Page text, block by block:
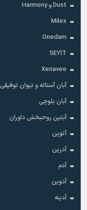
Dust و Harmony
Milex
Onedam
SEYİT
Xenavee
آبان آستاته و تیوان توفیقی
آبان بلوچی
آبتین روحبخش داوران
آتوین
آدرین
آدم
آدوین
آدینه